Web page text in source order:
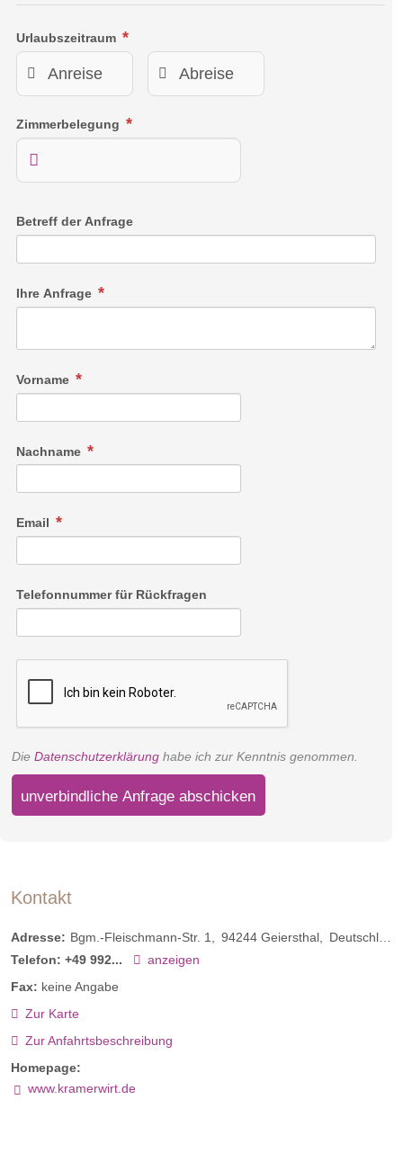
Topper. Badezimmer mit Walk-In Dusche.
Link
Wellnesszimmer mit Duscheinblick oder Eckbank
Terrasse zur Kirche verfügt über einen Eichenholzboden und
mit Walk-in Dusche
Urlaubszeitraum
Zimmerbelegung
Betreff der Anfrage
Ihre Anfrage
Vorname
Nachname
Email
Telefonnummer für Rückfragen
Die Datenschutzerklärung habe ich zur Kenntnis genommen.
unverbindliche Anfrage abschicken
Kontakt
Adresse: Bgm.-Fleischmann-Str. 1 94244 Geiersthal
Deutschland
Telefon: +49 992...
anzeigen
Fax: keine Angabe
Zur Karte
Zur Anfahrtsbeschreibung
Homepage:
www.kramerwirt.de